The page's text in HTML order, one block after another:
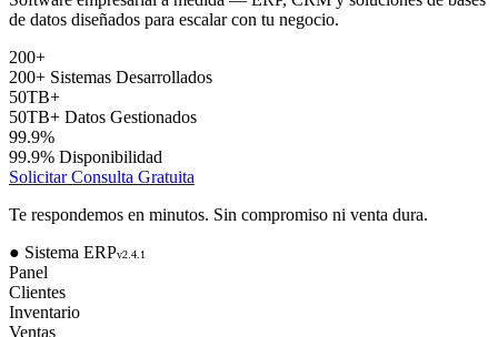
de datos diseñados para escalar con tu negocio.
200+
200+ Sistemas Desarrollados
50TB+
50TB+ Datos Gestionados
99.9%
99.9% Disponibilidad
Solicitar Consulta Gratuita
Te respondemos en minutos. Sin compromiso ni venta dura.
● Sistema ERPv2.4.1
Panel
Clientes
Inventario
Ventas